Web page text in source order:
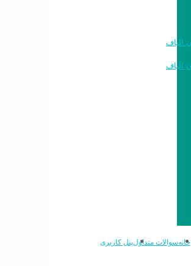
۳۶۰۰ بافت کاشان الیاف
۴۵۰۰ بافت کاشان الیاف
خانهسوالات متداولپنل کاربری